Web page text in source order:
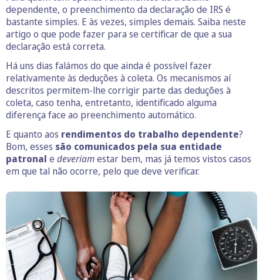
dependente, o preenchimento da declaração de IRS é
bastante simples. E às vezes, simples demais. Saiba neste
artigo o que pode fazer para se certificar de que a sua
declaração está correta.
Há uns dias falámos do que ainda é possível fazer
relativamente às deduções à coleta. Os mecanismos aí
descritos permitem-lhe corrigir parte das deduções à
coleta, caso tenha, entretanto, identificado alguma
diferença face ao preenchimento automático.
E quanto aos rendimentos do trabalho dependente?
Bom, esses são comunicados pela sua entidade
patronal e deveriamestar bem, mas já temos vistos casos
em que tal não ocorre, pelo que deve verificar.